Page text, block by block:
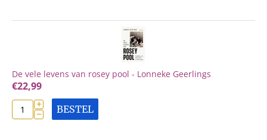
De vele levens van rosey pool - Lonneke Geerlings
€22,99
+
− BESTEL